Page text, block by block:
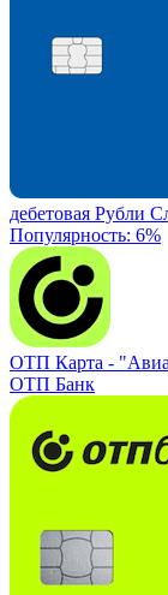
дебетовая Рубли
Популярность: 6%
ОТП Карта -
ОТП Банк